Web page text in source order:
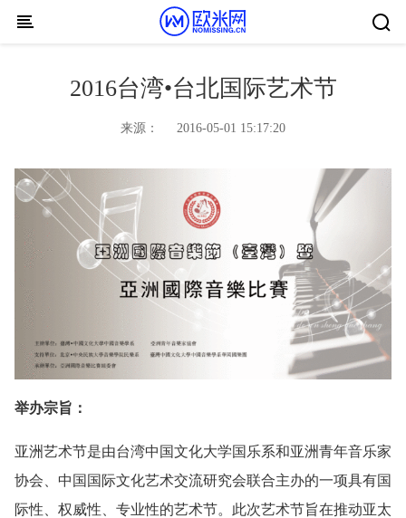
Skip to content
2016台湾•台北国际艺术节
来源： 2016-05-01 15:17:20
举办宗旨：
亚洲艺术节是由台湾中国文化大学国乐系和亚洲青年音乐家
协会、中国国际文化艺术交流研究会联合主办的一项具有国
际性、权威性、专业性的艺术节。此次艺术节旨在推动亚太